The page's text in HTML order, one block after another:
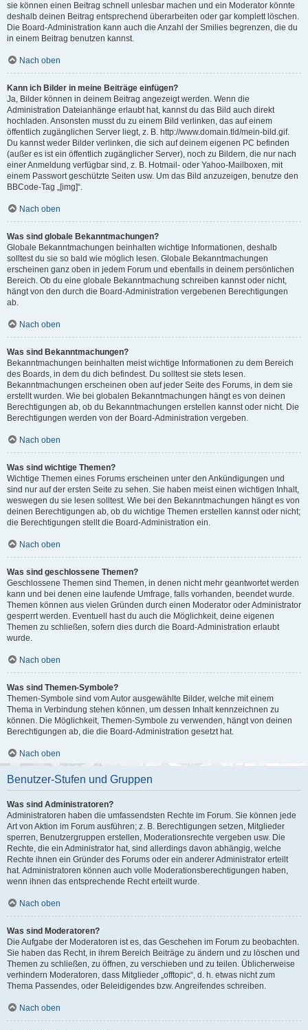
sie können einen Beitrag schnell unlesbar machen und ein Moderator könnte
deshalb deinen Beitrag entsprechend überarbeiten oder gar komplett löschen.
Die Board-Administration kann auch die Anzahl der Smilies begrenzen, die du
in einem Beitrag benutzen kannst.
Nach oben
Kann ich Bilder in meine Beiträge einfügen?
Ja, Bilder können in deinem Beitrag angezeigt werden. Wenn die
Administration Dateianhänge erlaubt hat, kannst du das Bild auch direkt
hochladen. Ansonsten musst du zu einem Bild verlinken, das auf einem
öffentlich zugänglichen Server liegt, z. B. http://www.domain.tld/mein-bild.gif.
Du kannst weder Bilder verlinken, die sich auf deinem eigenen PC befinden
(außer es ist ein öffentlich zugänglicher Server), noch zu Bildern, die nur nach
einer Anmeldung verfügbar sind, z. B. Hotmail- oder Yahoo-Mailboxen, mit
einem Passwort geschützte Seiten usw. Um das Bild anzuzeigen, benutze den
BBCode-Tag „[img]“.
Nach oben
Was sind globale Bekanntmachungen?
Globale Bekanntmachungen beinhalten wichtige Informationen, deshalb
solltest du sie so bald wie möglich lesen. Globale Bekanntmachungen
erscheinen ganz oben in jedem Forum und ebenfalls in deinem persönlichen
Bereich. Ob du eine globale Bekanntmachung schreiben kannst oder nicht,
hängt von den durch die Board-Administration vergebenen Berechtigungen
ab.
Nach oben
Was sind Bekanntmachungen?
Bekanntmachungen beinhalten meist wichtige Informationen zu dem Bereich
des Boards, in dem du dich befindest. Du solltest sie stets lesen.
Bekanntmachungen erscheinen oben auf jeder Seite des Forums, in dem sie
erstellt wurden. Wie bei globalen Bekanntmachungen hängt es von deinen
Berechtigungen ab, ob du Bekanntmachungen erstellen kannst oder nicht. Die
Berechtigungen werden von der Board-Administration vergeben.
Nach oben
Was sind wichtige Themen?
Wichtige Themen eines Forums erscheinen unter den Ankündigungen und
sind nur auf der ersten Seite zu sehen. Sie haben meist einen wichtigen Inhalt,
weswegen du sie lesen solltest. Wie bei den Bekanntmachungen hängt es von
deinen Berechtigungen ab, ob du wichtige Themen erstellen kannst oder nicht;
die Berechtigungen stellt die Board-Administration ein.
Nach oben
Was sind geschlossene Themen?
Geschlossene Themen sind Themen, in denen nicht mehr geantwortet werden
kann und bei denen eine laufende Umfrage, falls vorhanden, beendet wurde.
Themen können aus vielen Gründen durch einen Moderator oder Administrator
gesperrt werden. Eventuell hast du auch die Möglichkeit, deine eigenen
Themen zu schließen, sofern dies durch die Board-Administration erlaubt
wurde.
Nach oben
Was sind Themen-Symbole?
Themen-Symbole sind vom Autor ausgewählte Bilder, welche mit einem
Thema in Verbindung stehen können, um dessen Inhalt kennzeichnen zu
können. Die Möglichkeit, Themen-Symbole zu verwenden, hängt von deinen
Berechtigungen ab, die die Board-Administration gesetzt hat.
Nach oben
Benutzer-Stufen und Gruppen
Was sind Administratoren?
Administratoren haben die umfassendsten Rechte im Forum. Sie können jede
Art von Aktion im Forum ausführen; z. B. Berechtigungen setzen, Mitglieder
sperren, Benutzergruppen erstellen, Moderationsrechte vergeben usw. Die
Rechte, die ein Administrator hat, sind allerdings davon abhängig, welche
Rechte ihnen ein Gründer des Forums oder ein anderer Administrator erteilt
hat. Administratoren können auch volle Moderationsberechtigungen haben,
wenn ihnen das entsprechende Recht erteilt wurde.
Nach oben
Was sind Moderatoren?
Die Aufgabe der Moderatoren ist es, das Geschehen im Forum zu beobachten.
Sie haben das Recht, in ihrem Bereich Beiträge zu ändern und zu löschen und
Themen zu schließen, zu öffnen, zu verschieben und zu teilen. Üblicherweise
verhindern Moderatoren, dass Mitglieder „offtopic“, d. h. etwas nicht zum
Thema Passendes, oder Beleidigendes bzw. Angreifendes schreiben.
Nach oben